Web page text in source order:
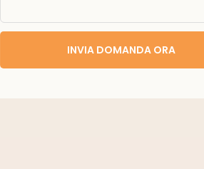
INVIA DOMANDA ORA